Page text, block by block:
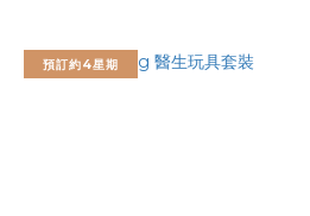
預訂約4星期